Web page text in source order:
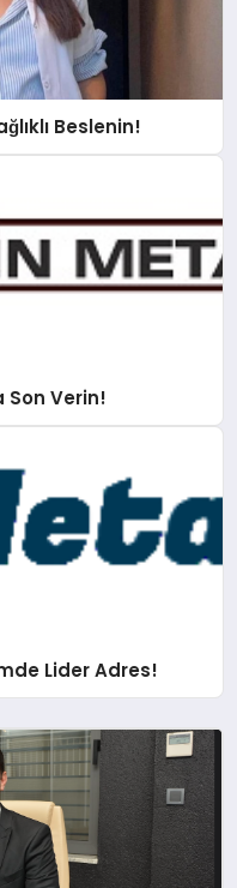
Beslenin!
Son Verin!
Lider Adres!